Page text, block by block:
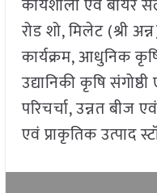
कार्यशाला एवं बॉयर
रोड शो, मिलेट (श्री
कार्यक्रम, आधुनिक
उद्यानिकी कृषि
परिचर्चा, उन्नत बीज
एवं प्राकृतिक उत्पाद